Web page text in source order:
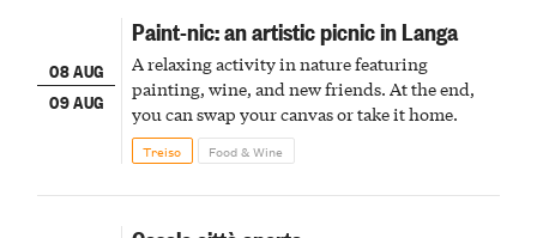
08 AUG
09 AUG
Paint-nic: an artistic picnic in Langa
A relaxing activity in nature featuring
painting, wine, and new friends. At the end,
you can swap your canvas or take it home.
Treiso Food & Wine